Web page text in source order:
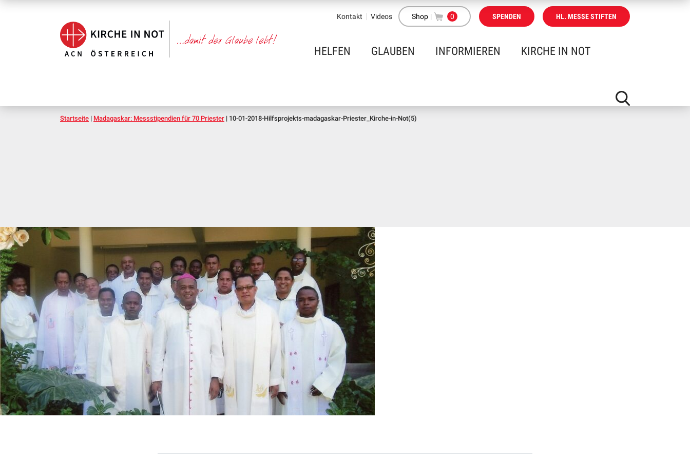
Kontakt Videos Shop | 0 SPENDEN HL. MESSE STIFTEN
HELFEN GLAUBEN INFORMIEREN KIRCHE IN NOT
Startseite | Madagaskar: Messstipendien für 70 Priester | 10-01-2018-Hilfsprojekts-madagaskar-Priester_Kirche-in-Not(5)